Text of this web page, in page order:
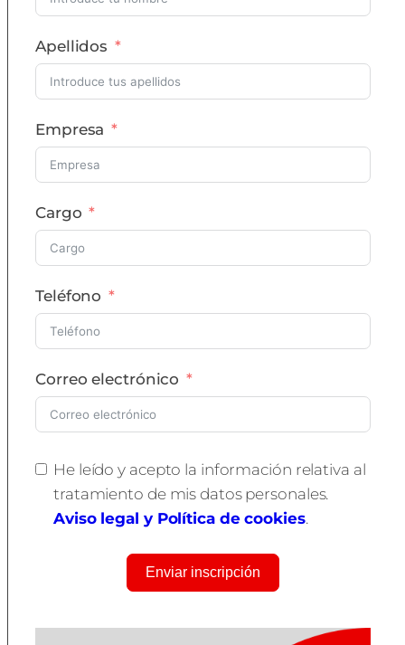
Apellidos
Empresa
Cargo
Teléfono
Correo electrónico
He leído y acepto la información relativa al
tratamiento de mis datos personales.
Aviso legal y Política de cookies.
Enviar inscripción